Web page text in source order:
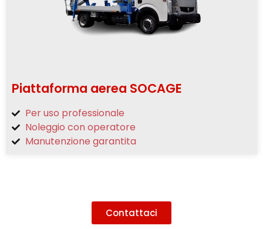
Piattaforma aerea SOCAGE
Per uso professionale
Noleggio con operatore
Manutenzione garantita
Contattaci